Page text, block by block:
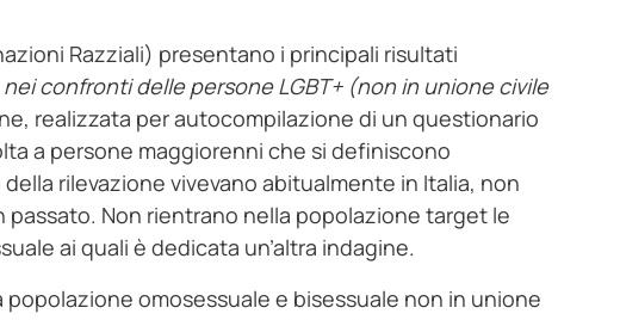
Razziali) presentano i principali risultati
confronti delle persone LGBT+ (non in unione civile
realizzata per autocompilazione di un questionario
a persone maggiorenni che si definiscono
rilevazione vivevano abitualmente in Italia, non
Non rientrano nella popolazione target le
ai quali è dedicata un’altra indagine.
omosessuale e bisessuale non in unione